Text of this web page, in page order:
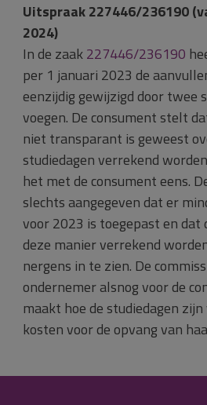
Uitspraak 227446/236190
2024)
In de zaak227446/236190
per 1 januari 2023 de
eenzijdig gewijzigd door twee
voegen. De consument stelt
niet transparant is geweest
studiedagen verrekend
het met de consument eens.
slechts aangegeven dat er
voor 2023 is toegepast en dat
deze manier verrekend
nergens in te zien. De
ondernemer alsnog voor de
maakt hoe de studiedagen
kosten voor de opvang van